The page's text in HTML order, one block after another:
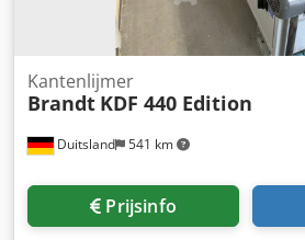
Duitsland 541 km
Kantenlijmer
Brandt KDF 440 Edition
Prijsinfo